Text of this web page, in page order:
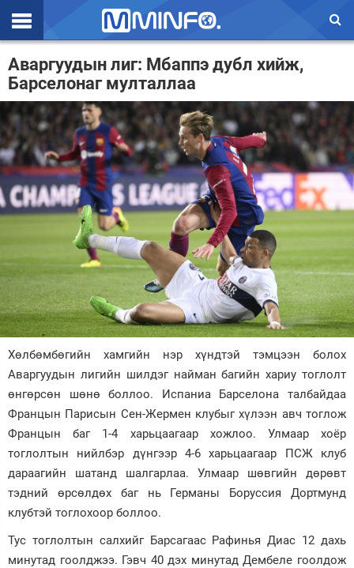
Эхлэл
Цаг агаар
Валют ханш
Улс төр
Эдийн засаг
Үзэл бодол
Нийгэм
Дэлхий
Зурхай
Аваргуудын лиг: Мбаппэ дубл хийж,
Барселонаг мулталлаа
Хөлбөмбөгийн хамгийн нэр хүндтэй тэмцээн болох
Аваргуудын лигийн шилдэг найман багийн хариу тоглолт
өнгөрсөн шөнө боллоо. Испаниа Барселона талбайдаа
Францын Парисын Сен-Жермен клубыг хүлээн авч тоглож
Францын баг 1-4 харьцаагаар хожлоо. Улмаар хоёр
тоглолтын нийлбэр дүнгээр 4-6 харьцаагаар ПСЖ клуб
дараагийн шатанд шалгарлаа. Улмаар шөвгийн дөрөвт
тэдний өрсөлдөх баг нь Германы Боруссия Дортмунд
клубтэй тоглохоор боллоо.
Тус тоглолтын салхийг Барсагаас Рафинья Диас 12 дахь
минутад гоолджээ. Гэвч 40 дэх минутад Дембеле гоолдож